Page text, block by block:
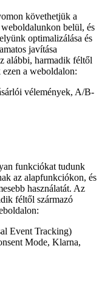
követhetjük a
belül, és
optimalizálása és
javítása
alábbi, harmadik féltől
ezen a weboldalon:
vélemények, A/B-
funkciókat tudunk
az alapfunkciókon, és
használatát. Az
féltől származó
Event Tracking)
Mode, Klarna,